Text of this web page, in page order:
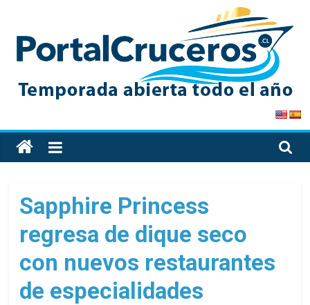
content
PortalCruceros
Toda
la
de
cruceros
en
un
solo
sitio
Sapphire Princess
regresa de dique seco
con nuevos restaurantes
de especialidades